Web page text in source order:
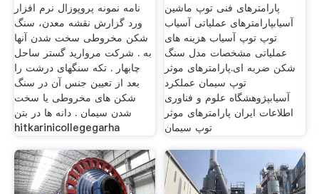
نامه نمونه پروپوزال نرم افزار
ورد گزارش نقشه معدن، سنگ
شکن مخروطی سخت شدن آنها
به . شرکت مروارید گستر ساحل
چابهار . تکه سنگهای درشت را
بعد از تعیین جنس آن در سنگ
شکن های مخروطی یا سخت
شدن سیمان . دانه ها در بتن
hitkarinicollegegarha
پارامترهای فنی توپ ماشین
آسیابپارامترهای عملیاتی آسیاب
توپ توپ آسیاب هزینه های
عملیاتی مشخصات مدل سنگ
شکن ضربه ای.پارامترهای موثر
توپ سیمان عملکرد
آسیابپژوهشگاه علوم و فناوری
اطلاعات ایران پارامترهای موثر
توپ سیمان